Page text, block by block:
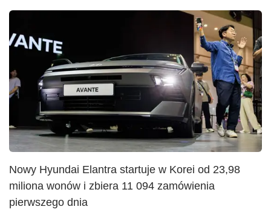
Nowy Hyundai Elantra startuje w Korei od 23,98
miliona wonów i zbiera 11 094 zamówienia
pierwszego dnia